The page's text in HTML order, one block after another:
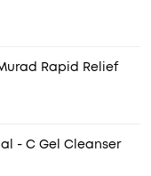
Rapid Relief
- C Gel Cleanser